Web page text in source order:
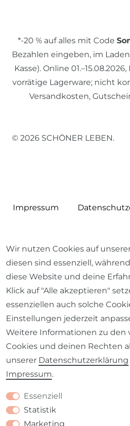
*-20 % auf alles mit Code
Bezahlen eingeben, im
Kasse). Online
vorrätige Lagerware; nicht
Versandkosten,
© 2026 SCHÖNER LEBEN.
Impressum
Barrierefreiheitserklärung
VERTRAG
Wir nutzen Cookies auf
diesen sind essenziell,
diese Website und deine
Klick auf "Alle akzeptieren"
essenziellen auch solche
Einstellungen jederzeit
Weitere Informationen zu den
Cookies und deinen Rechten
unserer Daten­schutz­erklärung
Impressum.
Essenziell
Statistik
Marketing